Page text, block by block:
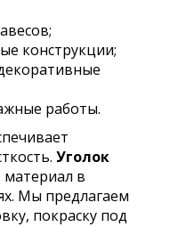
конструкции;
работы.
Уголок
в
Мы предлагаем
покраску под